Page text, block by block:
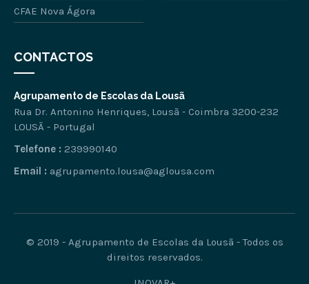
CFAE Nova Ágora
CONTACTOS
Agrupamento de Escolas da Lousã
Rua Dr. Antonino Henriques, Lousã - Coimbra 3200-232
LOUSÃ - Portugal
Telefone : 239990140
Email : agrupamento.lousa@aglousa.com
© 2019 - Agrupamento de Escolas da Lousã - Todos os
direitos reservados.